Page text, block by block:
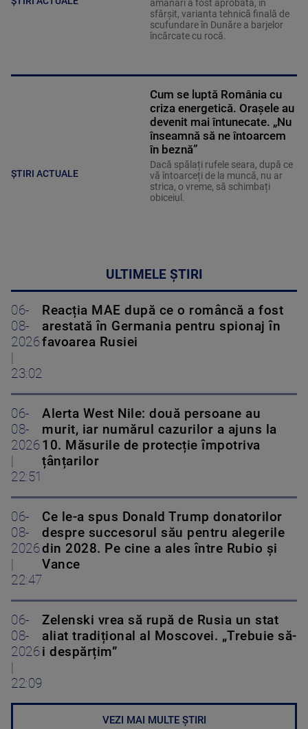
amânări a fost aprobată, în
sfârșit, varianta tehnică finală de
scufundare în Dunăre a barjelor
încărcate cu rocă.
ȘTIRI ACTUALE
Cum se luptă România cu
criza energetică. Orașele au
devenit mai întunecate. „Nu
înseamnă să ne întoarcem
în beznă”
Dacă spălați rufele seara, după ce
vă întoarceți de la muncă, nu ar
strica, o vreme, să schimbați
obiceiul.
ULTIMELE ȘTIRI
06-
08-
2026
23:02
Reacția MAE după ce o româncă a fost
arestată în Germania pentru spionaj în
favoarea Rusiei
06-
08-
2026
22:51
Alerta West Nile: două persoane au
murit, iar numărul cazurilor a ajuns la
10. Măsurile de protecție împotriva
țânțarilor
06-
08-
2026
22:47
Ce le-a spus Donald Trump donatorilor
despre succesorul său pentru alegerile
din 2028. Pe cine a ales între Rubio și
Vance
06-
08-
2026
22:09
Zelenski vrea să rupă de Rusia un stat
aliat tradițional al Moscovei. „Trebuie să-
i despărțim”
VEZI MAI MULTE ȘTIRI